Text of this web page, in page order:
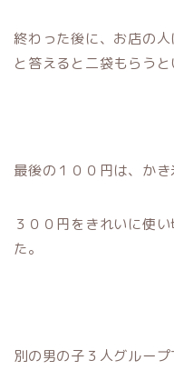
終わった後に、お店の
と答えると二袋もらうと
最後の１００円は、かき
３００円をきれいに使
た。
別の男の子３人グルー